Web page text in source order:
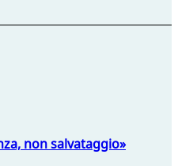
non salvataggio»